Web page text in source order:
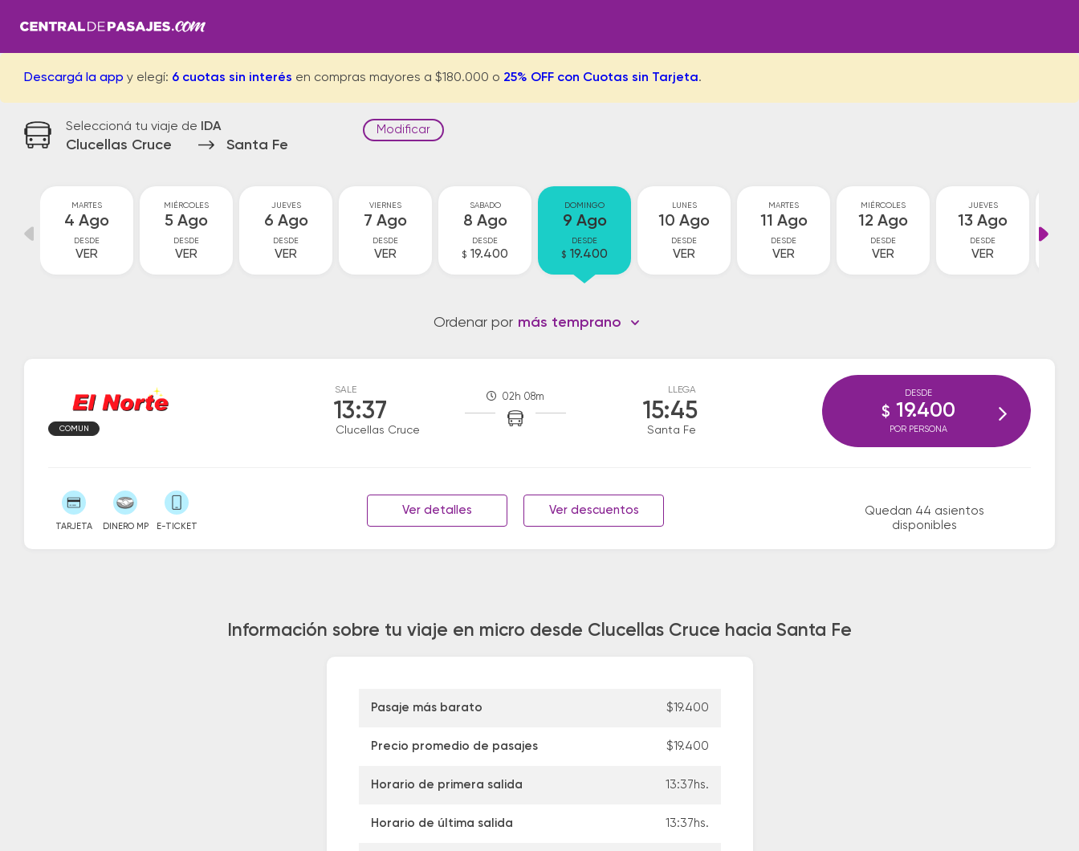
Descargá la app y elegí: 6 cuotas sin interés en compras mayores a $180.000 o 25% OFF con Cuotas sin Tarjeta.
Seleccioná tu viaje de IDA
Clucellas Cruce Santa Fe
Modificar
MARTES
4 Ago
DESDE
VER
MIÉRCOLES
5 Ago
DESDE
VER
JUEVES
6 Ago
DESDE
VER
VIERNES
7 Ago
DESDE
VER
SABADO
8 Ago
DESDE
$ 19.400
DOMINGO
9 Ago
DESDE
$ 19.400
LUNES
10 Ago
DESDE
VER
MARTES
11 Ago
DESDE
VER
MIÉRCOLES
12 Ago
DESDE
VER
JUEVES
13 Ago
DESDE
VER
Ordenar por más temprano
SALE
13:37
Clucellas Cruce
02h 08m
LLEGA
15:45
Santa Fe
COMUN
TARJETA DINERO MP E-TICKET
Ver detalles Ver descuentos
Quedan 44 asientos
disponibles
DESDE
$ 19.400
POR PERSONA
Información sobre tu viaje en micro desde Clucellas Cruce hacia Santa Fe
Pasaje más barato $19.400
Precio promedio de pasajes $19.400
Horario de primera salida 13:37hs.
Horario de última salida 13:37hs.